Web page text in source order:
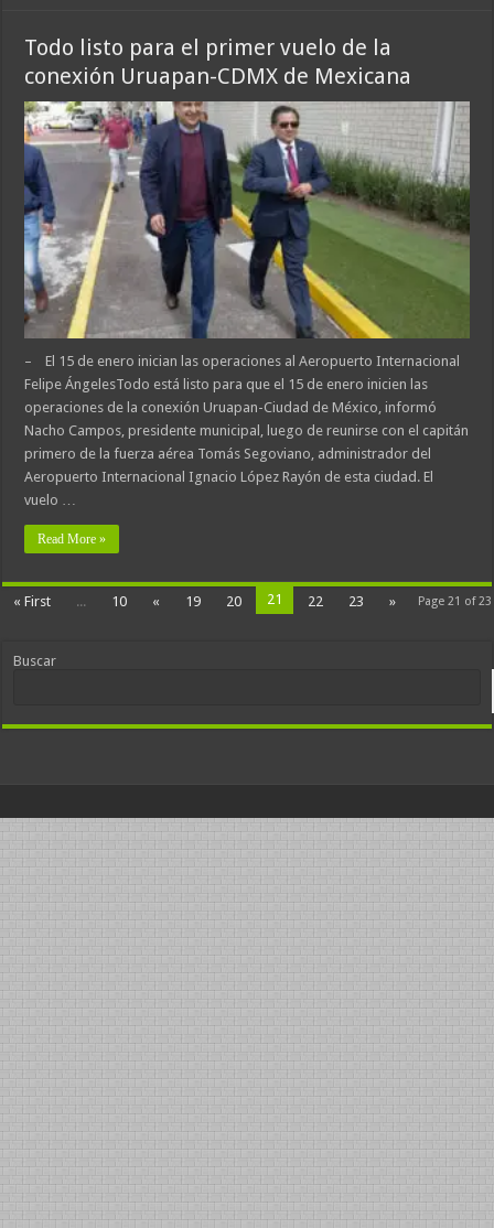
Todo listo para el primer vuelo de la
conexión Uruapan-CDMX de Mexicana
– El 15 de enero inician las operaciones al Aeropuerto Internacional
Felipe ÁngelesTodo está listo para que el 15 de enero inicien las
operaciones de la conexión Uruapan-Ciudad de México, informó
Nacho Campos, presidente municipal, luego de reunirse con el capitán
primero de la fuerza aérea Tomás Segoviano, administrador del
Aeropuerto Internacional Ignacio López Rayón de esta ciudad. El
vuelo …
Read More »
Page 21 of 23
« First ... 10 « 19 20 21 22 23 »
Buscar